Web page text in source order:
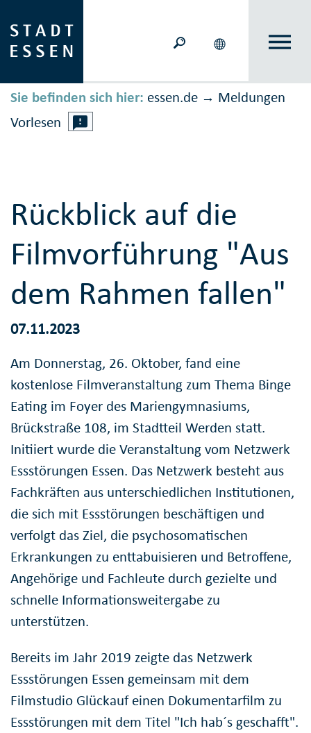
Sie befinden sich hier: essen.de → Meldungen
Vorlesen
Rückblick auf die
Filmvorführung "Aus
dem Rahmen fallen"
07.11.2023
Am Donnerstag, 26. Oktober, fand eine
kostenlose Filmveranstaltung zum Thema Binge
Eating im Foyer des Mariengymnasiums,
Brückstraße 108, im Stadtteil Werden statt.
Initiiert wurde die Veranstaltung vom Netzwerk
Essstörungen Essen. Das Netzwerk besteht aus
Fachkräften aus unterschiedlichen Institutionen,
die sich mit Essstörungen beschäftigen und
verfolgt das Ziel, die psychosomatischen
Erkrankungen zu enttabuisieren und Betroffene,
Angehörige und Fachleute durch gezielte und
schnelle Informationsweitergabe zu
unterstützen.
Bereits im Jahr 2019 zeigte das Netzwerk
Essstörungen Essen gemeinsam mit dem
Filmstudio Glückauf einen Dokumentarfilm zu
Essstörungen mit dem Titel "Ich hab´s geschafft".